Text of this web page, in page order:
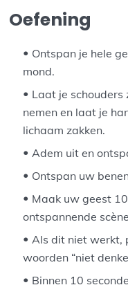
Oefening
Ontspan je hele
mond.
Laat je schouders
nemen en laat je
lichaam zakken.
Adem uit en
Ontspan uw
Maak uw geest
ontspannende
Als dit niet werkt,
woorden “niet
Binnen 10